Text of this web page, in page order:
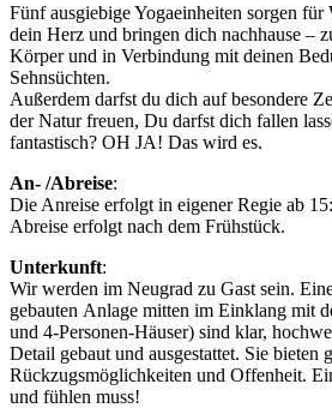
Fünf ausgiebige Yogaeinheiten sorgen
dein Herz und bringen dich nachhause –
Körper und in Verbindung mit deinen
Sehnsüchten.
Außerdem darfst du dich auf besondere
der Natur freuen, Du darfst dich fallen
fantastisch? OH JA! Das wird es.
An- /Abreise:
Die Anreise erfolgt in eigener Regie ab
Abreise erfolgt nach dem Frühstück.
Unterkunft:
Wir werden im Neugrad zu Gast sein.
gebauten Anlage mitten im Einklang mit
und 4-Personen-Häuser) sind klar,
Detail gebaut und ausgestattet. Sie bieten
Rückzugsmöglichkeiten und Offenheit.
und fühlen muss!